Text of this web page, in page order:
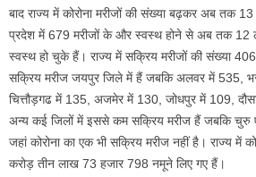
बाद राज्य में कोरोना मरीजों की संख्या बढ़कर अब तक
प्रदेश में 679 मरीजों के और स्वस्थ होने से अब तक 12
स्वस्थ हो चुके हैं। राज्य में सक्रिय मरीजों की संख्या
सक्रिय मरीज जयपुर जिले में हैं जबकि अलवर में 535,
चित्तौड़गढ में 135, अजमेर में 130, जोधपुर में 109,
अन्य कई जिलों में इससे कम सक्रिय मरीज हैं जबकि चुरु
जहां कोरोना का एक भी सक्रिय मरीज नहीं है। राज्य में
करोड़ तीन लाख 73 हजार 798 नमूने लिए गए हैं।